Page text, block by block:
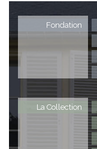
Fondation
La Collection